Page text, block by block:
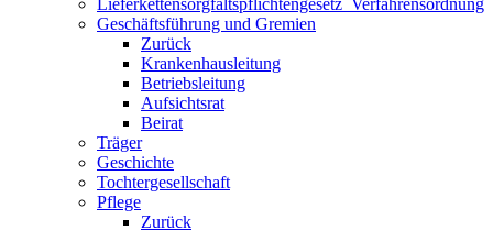
Lieferkettensorgfaltspflichtengesetz_Verfahrensordnung
Geschäftsführung und Gremien
Zurück
Krankenhausleitung
Betriebsleitung
Aufsichtsrat
Beirat
Träger
Geschichte
Tochtergesellschaft
Pflege
Zurück